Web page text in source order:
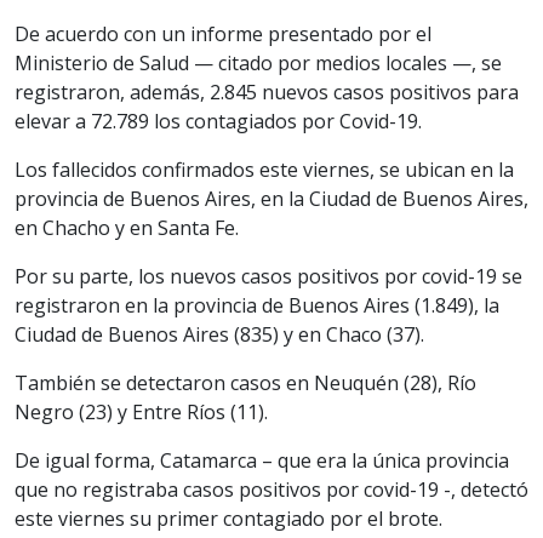
De acuerdo con un informe presentado por el
Ministerio de Salud — citado por medios locales —, se
registraron, además, 2.845 nuevos casos positivos para
elevar a 72.789 los contagiados por Covid-19.
Los fallecidos confirmados este viernes, se ubican en la
provincia de Buenos Aires, en la Ciudad de Buenos Aires,
en Chacho y en Santa Fe.
Por su parte, los nuevos casos positivos por covid-19 se
registraron en la provincia de Buenos Aires (1.849), la
Ciudad de Buenos Aires (835) y en Chaco (37).
También se detectaron casos en Neuquén (28), Río
Negro (23) y Entre Ríos (11).
De igual forma, Catamarca – que era la única provincia
que no registraba casos positivos por covid-19 -, detectó
este viernes su primer contagiado por el brote.